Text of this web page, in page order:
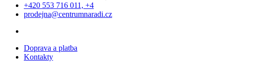
+420 553 716 011, +4
prodejna@centrumnaradi.cz
Doprava a platba
Kontakty